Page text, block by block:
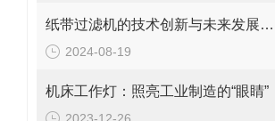
纸带过滤机的技术创新与未来发展趋势
2024-08-19
机床工作灯：照亮工业制造的“眼睛”